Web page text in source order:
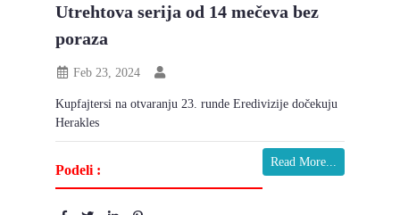
Utrehtova serija od 14 mečeva bez
poraza
Feb 23, 2024
Kupfajtersi na otvaranju 23. runde Eredivizije dočekuju
Herakles
Read More...
Podeli :